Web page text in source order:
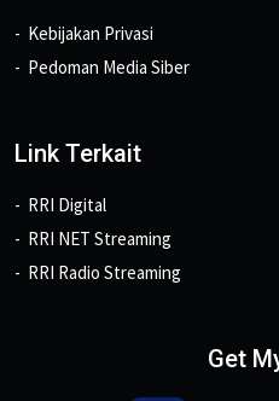
Kebijakan Privasi
Pedoman Media Siber
Link Terkait
RRI Digital
RRI NET Streaming
RRI Radio Streaming
Get